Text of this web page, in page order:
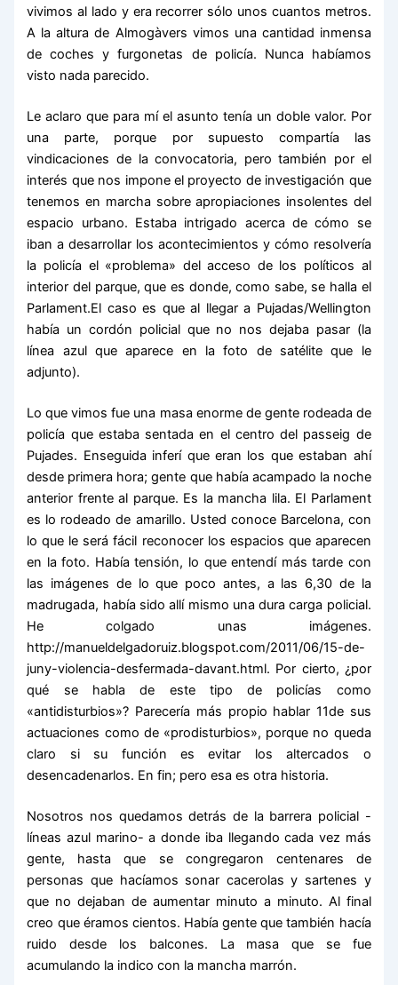
vivimos al lado y era recorrer sólo unos cuantos metros.
A la altura de Almogàvers vimos una cantidad inmensa
de coches y furgonetas de policía. Nunca habíamos
visto nada parecido.
Le aclaro que para mí el asunto tenía un doble valor. Por
una parte, porque por supuesto compartía las
vindicaciones de la convocatoria, pero también por el
interés que nos impone el proyecto de investigación que
tenemos en marcha sobre apropiaciones insolentes del
espacio urbano. Estaba intrigado acerca de cómo se
iban a desarrollar los acontecimientos y cómo resolvería
la policía el «problema» del acceso de los políticos al
interior del parque, que es donde, como sabe, se halla el
Parlament.El caso es que al llegar a Pujadas/Wellington
había un cordón policial que no nos dejaba pasar (la
línea azul que aparece en la foto de satélite que le
adjunto).
Lo que vimos fue una masa enorme de gente rodeada de
policía que estaba sentada en el centro del passeig de
Pujades. Enseguida inferí que eran los que estaban ahí
desde primera hora; gente que había acampado la noche
anterior frente al parque. Es la mancha lila. El Parlament
es lo rodeado de amarillo. Usted conoce Barcelona, con
lo que le será fácil reconocer los espacios que aparecen
en la foto. Había tensión, lo que entendí más tarde con
las imágenes de lo que poco antes, a las 6,30 de la
madrugada, había sido allí mismo una dura carga policial.
He colgado unas imágenes.
http://manueldelgadoruiz.blogspot.com/2011/06/15-de-
juny-violencia-desfermada-davant.html. Por cierto, ¿por
qué se habla de este tipo de policías como
«antidisturbios»? Parecería más propio hablar 11de sus
actuaciones como de «prodisturbios», porque no queda
claro si su función es evitar los altercados o
desencadenarlos. En fin; pero esa es otra historia.
Nosotros nos quedamos detrás de la barrera policial -
líneas azul marino- a donde iba llegando cada vez más
gente, hasta que se congregaron centenares de
personas que hacíamos sonar cacerolas y sartenes y
que no dejaban de aumentar minuto a minuto. Al final
creo que éramos cientos. Había gente que también hacía
ruido desde los balcones. La masa que se fue
acumulando la indico con la mancha marrón.